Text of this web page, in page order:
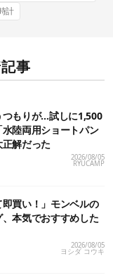
計
事
つもりが…試しに1,500
陸両用ショートパン
解だった
2026/08/05
RYUCAMP
即買い！」モンベルの
本気でおすすめした
2026/08/05
ヨシダ コウキ